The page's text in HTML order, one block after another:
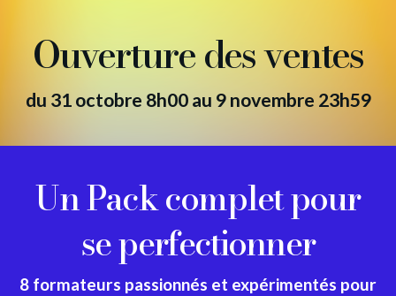
Ouverture des ventes
du 31 octobre 8h00 au 9 novembre 23h59
Un Pack complet pour
se perfectionner
8 formateurs passionnés et expérimentés pour